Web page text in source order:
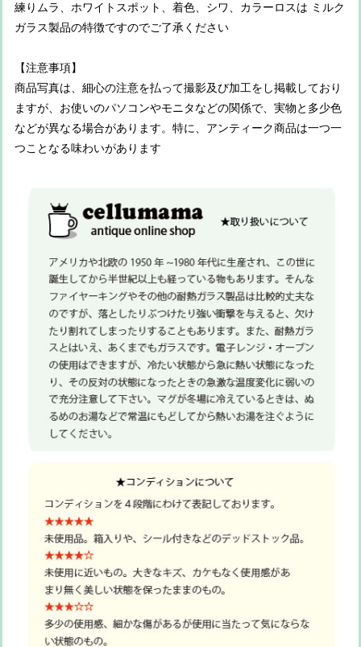
練りムラ、ホワイトスポット、着色、シワ、カラーロスは ミルク
ガラス製品の特徴ですのでご了承ください
【注意事項】
商品写真は、細心の注意を払って撮影及び加工をし掲載しており
ますが、お使いのパソコンやモニタなどの関係で、実物と多少色
などが異なる場合があります。特に、アンティーク商品は一つ一
つことなる味わいがあります